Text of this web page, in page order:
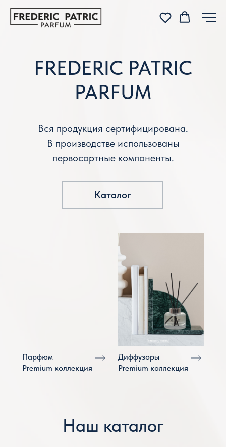
Диффузоры
Premium коллекция
Парфюм
Premium коллекция
FREDERIC PATRIC
PARFUM
Вся продукция сертифицирована.
В производстве использованы
первосортные компоненты.
Каталог
Наш каталог